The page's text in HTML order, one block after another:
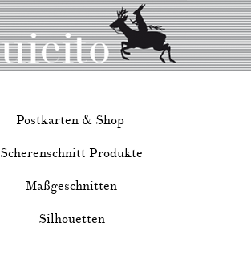
Postkarten & Shop
Scherenschnitt Produkte
Maßgeschnitten
Silhouetten